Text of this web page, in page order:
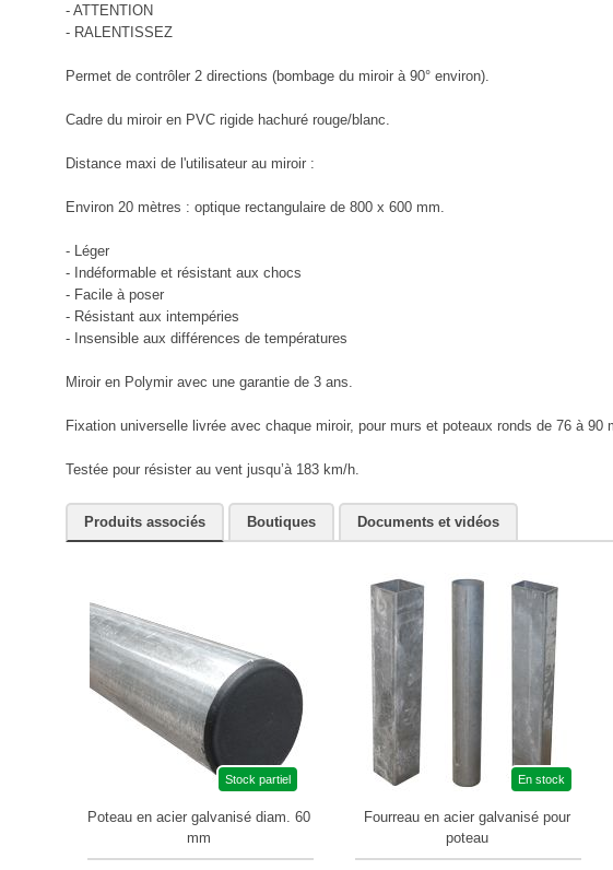
- ATTENTION
- RALENTISSEZ
Permet de contrôler 2 directions (bombage du miroir à 90° environ).
Cadre du miroir en PVC rigide hachuré rouge/blanc.
Distance maxi de l'utilisateur au miroir :
Environ 20 mètres : optique rectangulaire de 800 x 600 mm.
- Léger
- Indéformable et résistant aux chocs
- Facile à poser
- Résistant aux intempéries
- Insensible aux différences de températures
Miroir en Polymir avec une garantie de 3 ans.
Fixation universelle livrée avec chaque miroir, pour murs et poteaux ronds de 76 à
Testée pour résister au vent jusqu’à 183 km/h.
Produits associés Boutiques Documents et vidéos
Stock partiel
Poteau en acier galvanisé diam. 60
mm
En stock
Fourreau en acier galvanisé pour
poteau